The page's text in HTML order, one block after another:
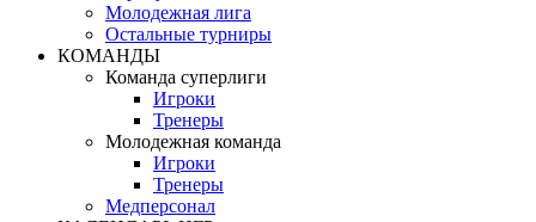
Молодежная лига
Остальные турниры
КОМАНДЫ
Команда суперлиги
Игроки
Тренеры
Молодежная команда
Игроки
Тренеры
Медперсонал